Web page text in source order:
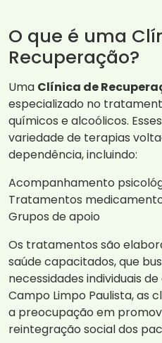
O que é uma
Recuperação?
Uma Clínica de
especializado no
químicos e alcoólicos.
variedade de terapias
dependência, incluindo:
Acompanhamento
Tratamentos
Grupos de apoio
Os tratamentos são
saúde capacitados, que
necessidades individuais
Campo Limpo Paulista, as
a preocupação em
reintegração social dos